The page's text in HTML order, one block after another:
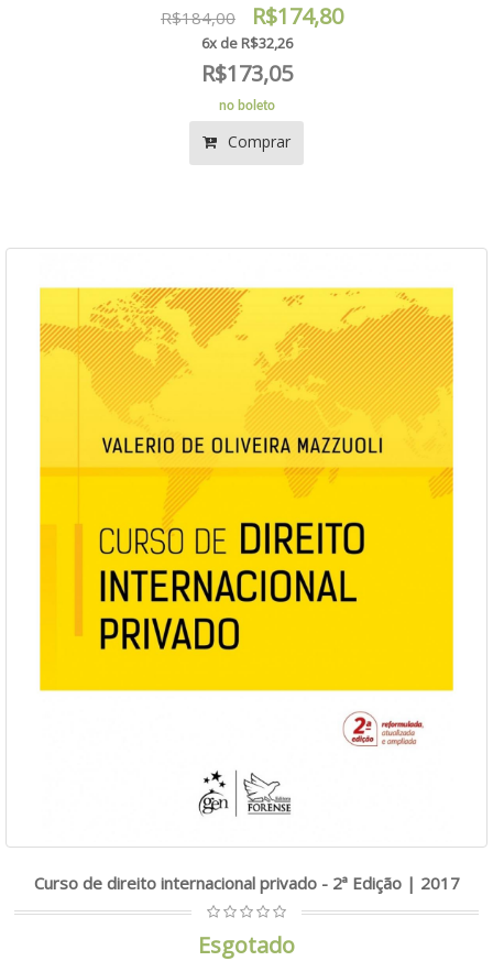
R$184,00 R$174,80
6x de R$32,26
R$173,05
no boleto
Comprar
Curso de direito internacional privado - 2ª Edição | 2017
Esgotado